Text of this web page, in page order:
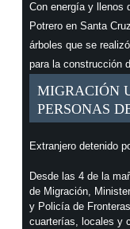
Con energía y llenos
Potrero en Santa
árboles que se
para la construcción
MIGRACIÓN
PERSONAS
Extranjero detenido
Desde las 4 de la
de Migración,
y Policía de
cuarterías, locales y